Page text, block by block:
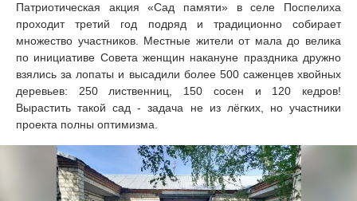
Патриотическая акция «Сад памяти» в селе Поспелиха
проходит третий год подряд и традиционно собирает
множество участников. Местные жители от мала до велика
по инициативе Совета женщин накануне праздника дружно
взялись за лопаты и высадили более 500 саженцев хвойных
деревьев: 250 лиственниц, 150 сосен и 120 кедров!
Вырастить такой сад - задача не из лёгких, но участники
проекта полны оптимизма.